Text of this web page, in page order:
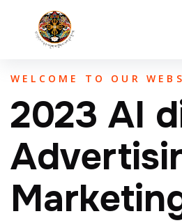
WELCOME TO OUR
2023 AI